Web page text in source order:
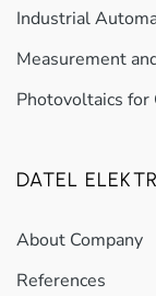
Industrial
Measurement
Photovoltaics for
DATEL
About Company
References